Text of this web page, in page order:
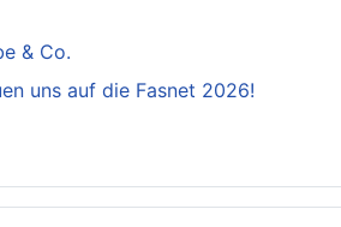
& Co.
uns auf die Fasnet 2026!